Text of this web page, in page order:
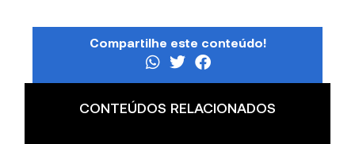
Compartilhe este conteúdo!
CONTEÚDOS RELACIONADOS